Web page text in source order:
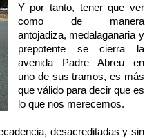
Y por tanto, tener que ver
como de manera
antojadiza, medalaganaria y
prepotente se cierra la
avenida Padre Abreu en
uno de sus tramos, es más
que válido para decir que es
lo que nos merecemos.
desacreditadas y sin